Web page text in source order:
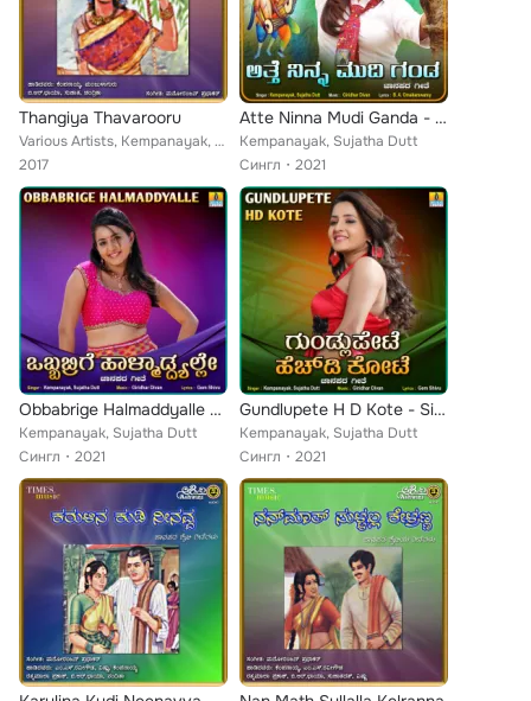
Thangiya Thavarooru
Various Artists, Kempanayak, B. R. Chaya, Manjula, Chandrika, Sujata
2017
Atte Ninna Mudi Ganda - Single
Kempanayak, Sujatha Dutt
Сингл
2021
Obbabrige Halmaddyalle - Single
Kempanayak, Sujatha Dutt
Сингл
2021
Gundlupete H D Kote - Single
Kempanayak, Sujatha Dutt
Сингл
2021